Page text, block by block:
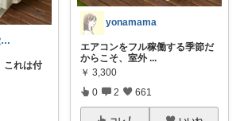
ロイロイ🐶✖️愛犬家
これは付
yonamama
エアコンをフル稼働する季節だ
からこそ、室外 ...
￥ 3,300
0 2 661